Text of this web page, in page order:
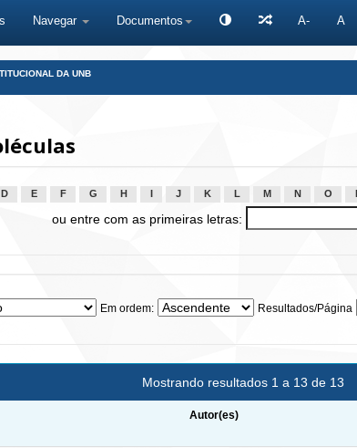
Navegar Documentos A- A
DA UNB
D E F G H J K L M N O
ou entre com as primeiras letras:
Em ordem: Resultados/Página
Mostrando resultados 1 a 13 de 13
Autor(es)